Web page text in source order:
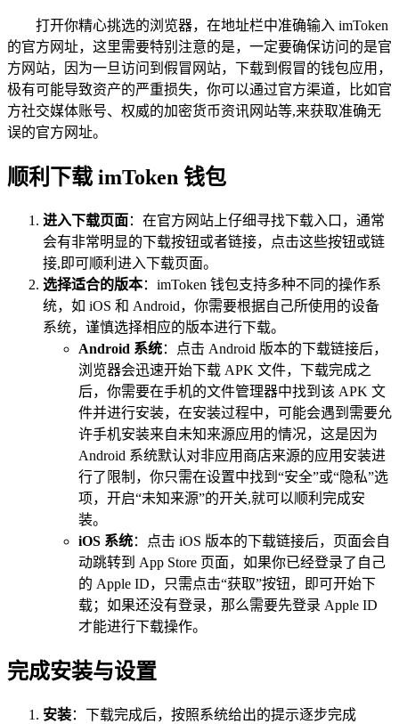
打开你精心挑选的浏览器，在地址栏中准确输入 imToken
的官方网址，这里需要特别注意的是，一定要确保访问的是官
方网站，因为一旦访问到假冒网站，下载到假冒的钱包应用，
极有可能导致资产的严重损失，你可以通过官方渠道，比如官
方社交媒体账号、权威的加密货币资讯网站等,来获取准确无
误的官方网址。
顺利下载 imToken 钱包
进入下载页面：在官方网站上仔细寻找下载入口，通常
会有非常明显的下载按钮或者链接，点击这些按钮或链
接,即可顺利进入下载页面。
选择适合的版本：imToken 钱包支持多种不同的操作系
统，如 iOS 和 Android，你需要根据自己所使用的设备
系统，谨慎选择相应的版本进行下载。
Android 系统：点击 Android 版本的下载链接后，
浏览器会迅速开始下载 APK 文件，下载完成之
后，你需要在手机的文件管理器中找到该 APK 文
件并进行安装，在安装过程中，可能会遇到需要允
许手机安装来自未知来源应用的情况，这是因为
Android 系统默认对非应用商店来源的应用安装进
行了限制，你只需在设置中找到“安全”或“隐私”选
项，开启“未知来源”的开关,就可以顺利完成安
装。
iOS 系统：点击 iOS 版本的下载链接后，页面会自
动跳转到 App Store 页面，如果你已经登录了自己
的 Apple ID，只需点击“获取”按钮，即可开始下
载；如果还没有登录，那么需要先登录 Apple ID
才能进行下载操作。
完成安装与设置
安装：下载完成后，按照系统给出的提示逐步完成